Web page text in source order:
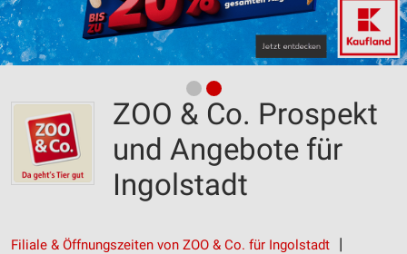
ZOO & Co. Prospekt
und Angebote für
Ingolstadt
Filiale & Öffnungszeiten von ZOO & Co. für Ingolstadt